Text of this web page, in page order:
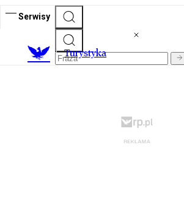
Serwisy
Turystyka